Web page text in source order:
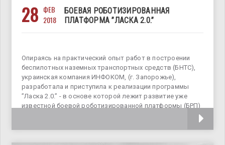
28 ФЕВ
2018
БОЕВАЯ РОБОТИЗИРОВАННАЯ
ПЛАТФОРМА ”ЛАСКА 2.0.”
Опираясь на практический опыт работ в построении
беспилотных наземных транспортных средств (БНТС),
украинская компания ИНФОКОМ, (г. Запорожье),
разработала и приступила к реализации программы
”Ласка 2.0.” - в основе которой лежит развитие уже
известной боевой роботизированной платформы (БРП)